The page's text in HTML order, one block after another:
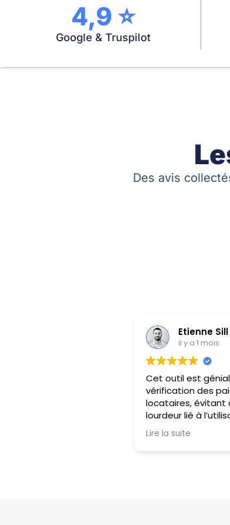
4,9 ⭐
Google & Truspilot
Des avis
Etienne Sill
il y a 1 mois
Cet outil est
vérification des
locataires, évitant
lourdeur lié à
tableaux Excel. De
modèles de baux
Lire la suite